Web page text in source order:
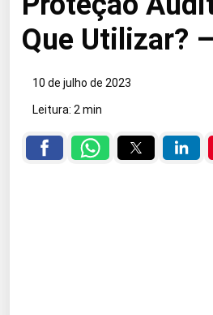
Que Utilizar?
10 de julho de 2023
Leitura: 2 min